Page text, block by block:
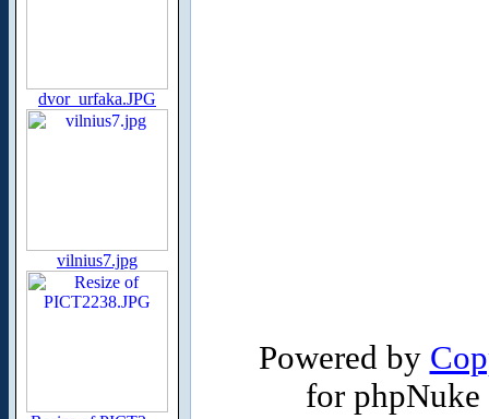
dvor_urfaka.JPG
vilnius7.jpg
Powered by
for